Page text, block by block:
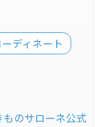
ディネート
ものサローネ公式